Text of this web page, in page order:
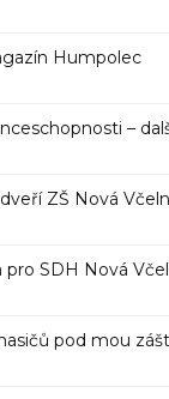
Humpolec
–
ZŠ Nová
pro SDH Nová
pod mou